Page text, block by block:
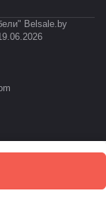
Belsale.by